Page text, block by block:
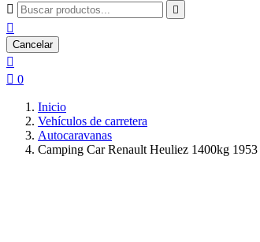
 

Cancelar

 0
Inicio
Vehículos de carretera
Autocaravanas
Camping Car Renault Heuliez 1400kg 1953